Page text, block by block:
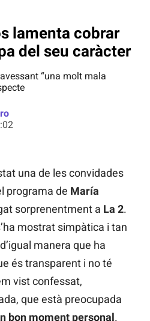
lamenta cobrar
del seu caràcter
“una molt mala
una de les convidades
programa de María
sorprenentment a La 2.
mostrat simpàtica i tan
manera que ha
és transparent i no té
vist confessat,
que està preocupada
bon moment personal.